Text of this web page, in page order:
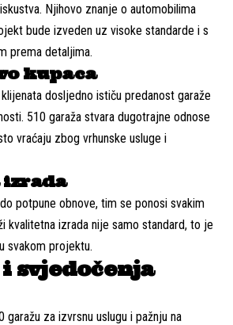
Njihovo znanje o automobilima
bude izveden uz visoke standarde i s
prema detaljima.
kupaca
dosljedno ističu predanost garaže
510 garaža stvara dugotrajne odnose
vraćaju zbog vrhunske usluge i
potpune obnove, tim se ponosi svakim
kvalitetna izrada nije samo standard, to je
svakom projektu.
svjedočenja
garažu za izvrsnu uslugu i pažnju na